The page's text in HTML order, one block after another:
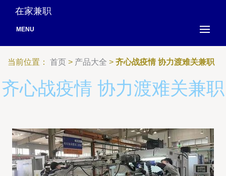
在家兼职
MENU
当前位置： 首页 > 产品大全 > 齐心战疫情 协力渡难关兼职
齐心战疫情 协力渡难关兼职